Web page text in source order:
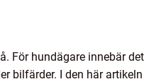
För hundägare innebär
bilfärder. I den här